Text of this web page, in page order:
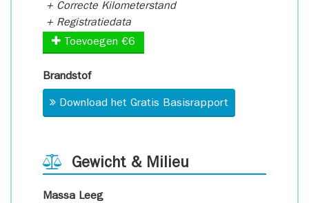
+ Correcte Kilometerstand
+ Registratiedata
Toevoegen €6
Brandstof
Download het Gratis Basisrapport
Gewicht & Milieu
Massa Leeg